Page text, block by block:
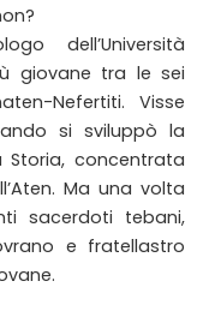
dell’Università
giovane tra le sei
Nefertiti. Visse
si sviluppò la
concentrata
Ma una volta
sacerdoti tebani,
e fratellastro